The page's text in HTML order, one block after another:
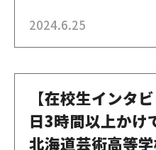
先生に、愛芸に入職し
た。 Q. まずは愛芸に
2024.6.25
【在校生インタ
日3時間以上かけ
北海道芸術高等